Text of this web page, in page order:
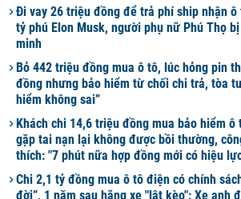
Đi vay 26 triệu đồng để trả phí ship nhận
tỷ phú Elon Musk, người phụ nữ Phú Thọ
minh
Bỏ 442 triệu đồng mua ô tô, lúc hỏng pin
đồng nhưng bảo hiểm từ chối chi trả, tòa
hiểm không sai”
Khách chi 14,6 triệu đồng mua bảo hiểm ô
gặp tai nạn lại không được bồi thường,
thích: "7 phút nữa hợp đồng mới có hiệu
Chi 2,1 tỷ đồng mua ô tô điện có chính
đời”, 1 năm sau hãng xe "lật kèo": Xe anh